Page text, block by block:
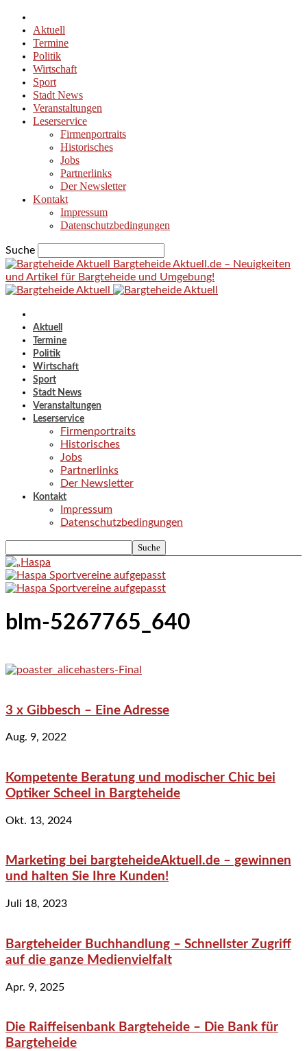
Aktuell
Termine
Politik
Wirtschaft
Sport
Stadt News
Veranstaltungen
Leserservice
Firmenportraits
Historisches
Jobs
Partnerlinks
Der Newsletter
Kontakt
Impressum
Datenschutzbedingungen
Suche
Bargteheide Aktuell.de – Neuigkeiten
und Artikel für Bargteheide und Umgebung!
Aktuell
Termine
Politik
Wirtschaft
Sport
Stadt News
Veranstaltungen
Leserservice
Firmenportraits
Historisches
Jobs
Partnerlinks
Der Newsletter
Kontakt
Impressum
Datenschutzbedingungen
blm-5267765_640
3 x Gibbesch – Eine Adresse
Aug. 9, 2022
Kompetente Beratung und modischer Chic bei
Optiker Scheel in Bargteheide
Okt. 13, 2024
Marketing bei bargteheideAktuell.de – gewinnen
und halten Sie Ihre Kunden!
Juli 18, 2023
Bargteheider Buchhandlung – Schnellster Zugriff
auf die ganze Medienvielfalt
Apr. 9, 2025
Die Raiffeisenbank Bargteheide – Die Bank für
Bargteheide